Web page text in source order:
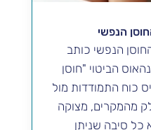
הנפשי
הנפשי כותב
הביטוי "חוסן
כוח התמודדות מול
מהמקרים, מצוקה
כל סיבה שניתן